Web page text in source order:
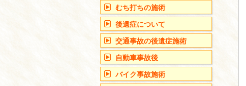
むち打ちの施術
後遺症について
交通事故の後遺症施術
自動車事故後
バイク事故施術